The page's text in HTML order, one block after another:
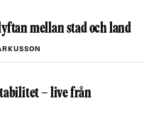
mellan stad och land
– live från